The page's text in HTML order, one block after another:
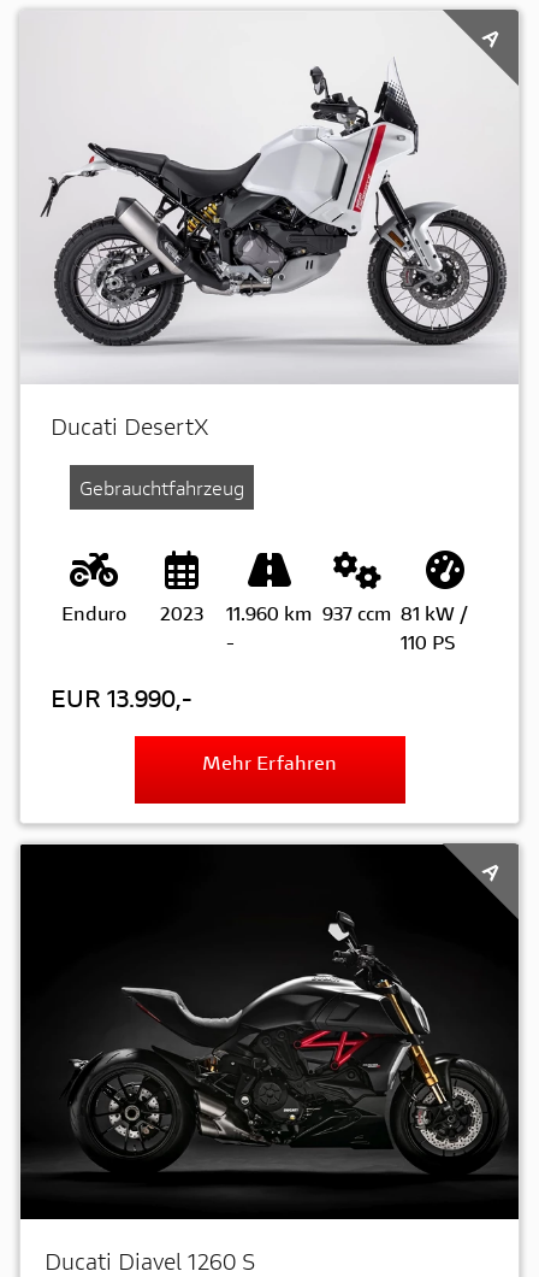
Ducati DesertX
Gebrauchtfahrzeug
Enduro 2023
11.960 km
-
937 ccm 81 kW /
110 PS
EUR 13.990,-
Mehr Erfahren
A
Ducati Diavel 1260 S
A